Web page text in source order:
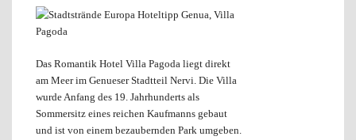
Das Romantik Hotel Villa Pagoda liegt direkt
am Meer im Genueser Stadtteil Nervi. Die Villa
wurde Anfang des 19. Jahrhunderts als
Sommersitz eines reichen Kaufmanns gebaut
und ist von einem bezaubernden Park umgeben.